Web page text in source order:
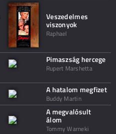
Veszedelmes
viszonyok
Raphael
Pimaszság hercege
Rupert Marshetta
A hatalom megfizet
Buddy Martin
A megvalósult
álom
Tommy Warneki